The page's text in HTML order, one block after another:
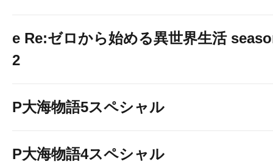
e Re:ゼロから始める異世界生活
2
P大海物語5スペシャル
P大海物語4スペシャル